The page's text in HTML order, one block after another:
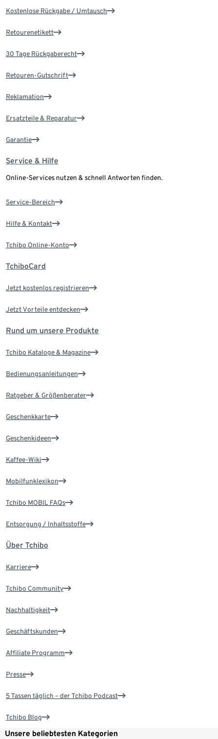
Kostenlose Rückgabe / Umtausch
Retourenetikett
30 Tage Rückgaberecht
Retouren-Gutschrift
Reklamation
Ersatzteile & Reparatur
Garantie
Service & Hilfe
Online-Services nutzen & schnell Antworten finden.
Service-Bereich
Hilfe & Kontakt
Tchibo Online-Konto
TchiboCard
Jetzt kostenlos registrieren
Jetzt Vorteile entdecken
Rund um unsere Produkte
Tchibo Kataloge & Magazine
Bedienungsanleitungen
Ratgeber & Größenberater
Geschenkkarte
Geschenkideen
Kaffee-Wiki
Mobilfunklexikon
Tchibo MOBIL FAQs
Entsorgung / Inhaltsstoffe
Über Tchibo
Karriere
Tchibo Community
Nachhaltigkeit
Geschäftskunden
Affiliate Programm
Presse
5 Tassen täglich – der Tchibo Podcast
Tchibo Blog
Unsere beliebtesten Kategorien